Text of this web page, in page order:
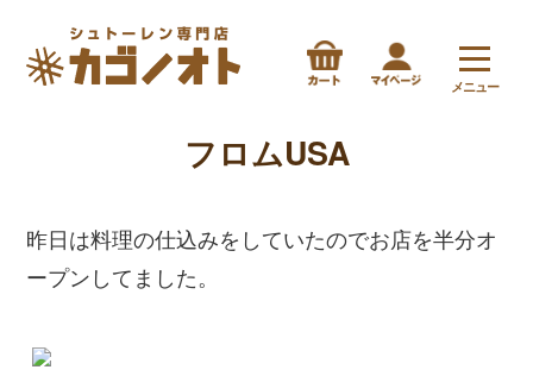
メニュー
フロムUSA
昨日は料理の仕込みをしていたのでお店を半分オ
ープンしてました。